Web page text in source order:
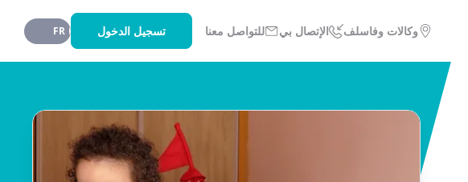
وكالات وفاسلف الإتصال بي للتواصل معنا تسجيل الدخول FR